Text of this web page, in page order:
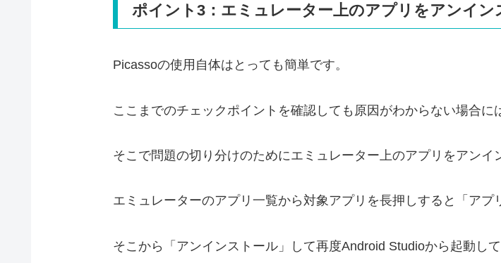
ポイント3：エミュレーター上のアプリをアンイン
Picassoの使用自体はとっても簡単です。
ここまでのチェックポイントを確認しても原因がわからない場合に
そこで問題の切り分けのためにエミュレーター上のアプリをアンイ
エミュレーターのアプリ一覧から対象アプリを長押しすると「アプ
そこから「アンインストール」して再度Android Studioから起動して